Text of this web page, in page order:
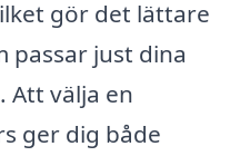
gör det lättare
passar just dina
Att välja en
ger dig både